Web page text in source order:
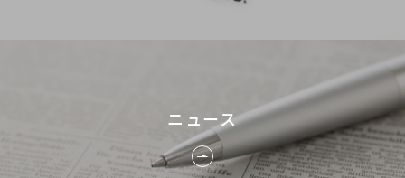
ニュース